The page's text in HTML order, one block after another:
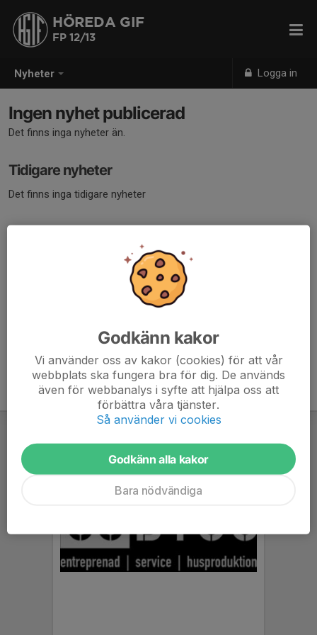
Nyheter Logga in
HÖREDA GIF
FP 12/13
Ingen nyhet publicerad
Det finns inga nyheter än.
Tidigare nyheter
Det finns inga tidigare nyheter
Godkänn kakor
Vi använder oss av kakor (cookies) för att vår
webbplats ska fungera bra för dig. De används
även för webbanalys i syfte att hjälpa oss att
förbättra våra tjänster.
Så använder vi cookies
Godkänn alla kakor
Bara nödvändiga